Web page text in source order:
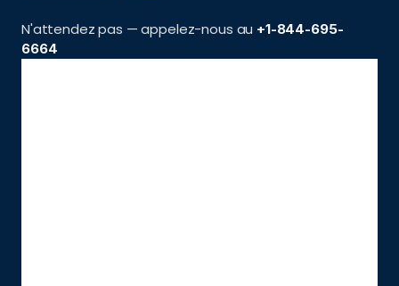
N'attendez pas — appelez-nous au +1-844-695-
6664